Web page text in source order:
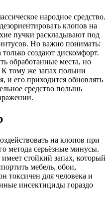
народное средство.
клопов на
пучки раскладывают под
Но важно понимать:
создают дискомфорт.
обработанные места, но
К тому же запах полыни
и его приходится обновлять
средство полынь
на клопов при
метода серьёзные минусы.
стойкий запах, который
мебель, обои,
токсичен для человека и
инсектициды гораздо